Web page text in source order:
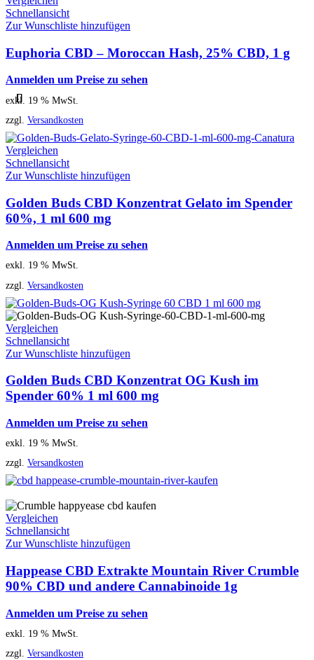
Schnellansicht
Zur Wunschliste hinzufügen
Euphoria CBD – Moroccan Hash, 25% CBD, 1 g
Anmelden um Preise zu sehen
exkl. 19 % MwSt.
zzgl. Versandkosten
Vergleichen
Schnellansicht
Zur Wunschliste hinzufügen
Golden Buds CBD Konzentrat Gelato im Spender
60%, 1 ml 600 mg
Anmelden um Preise zu sehen
exkl. 19 % MwSt.
zzgl. Versandkosten
Vergleichen
Schnellansicht
Zur Wunschliste hinzufügen
Golden Buds CBD Konzentrat OG Kush im
Spender 60% 1 ml 600 mg
Anmelden um Preise zu sehen
exkl. 19 % MwSt.
zzgl. Versandkosten
Vergleichen
Schnellansicht
Zur Wunschliste hinzufügen
Happease CBD Extrakte Mountain River Crumble
90% CBD und andere Cannabinoide 1g
Anmelden um Preise zu sehen
exkl. 19 % MwSt.
zzgl. Versandkosten